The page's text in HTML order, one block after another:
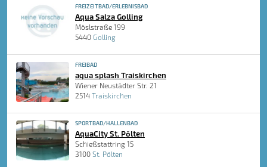
FREIZEITBAD/ERLEBNISBAD
Aqua Salza Golling
Möslstraße 199
5440 Golling
FREIBAD
aqua splash Traiskirchen
Wiener Neustädter Str. 21
2514 Traiskirchen
SPORTBAD/HALLENBAD
AquaCity St. Pölten
Schießstattring 15
3100 St. Pölten